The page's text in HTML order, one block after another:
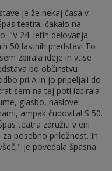
je že nekaj časa v
teatra, čakalo na
"V 24. letih delovanja
50 lastnih predstav! To
zbirala ideje in vtise
bo občinstvu
pri A in jo pripeljali do
sem na tej poti izbirala
glasbo, naslove
ampak čudovita! S 50.
teatra združiti v eni
posebno priložnost. In
je povedala špasna